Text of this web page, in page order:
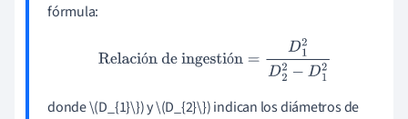
fórmula:
ó ó
Relación de ingestión 2−D1
donde \(D_{1}\}) y \(D_{2}\}) indican los diámetros de